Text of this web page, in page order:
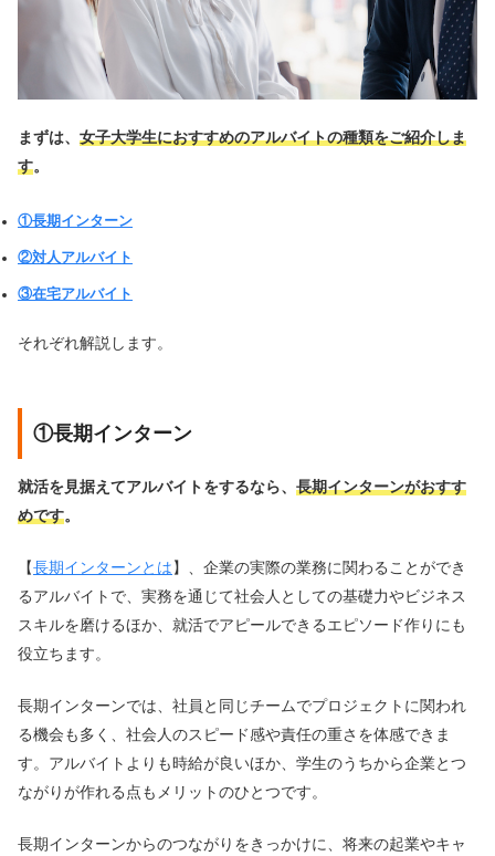
まずは、 女子大学生におすすめのアルバイトの種類をご紹介しま
す。
①長期インターン
②対人アルバイト
③在宅アルバイト
それぞれ解説します。
①長期インターン
就活を見据えてアルバイトをするなら、 長期インターンがおすす
めです。
【長期インターンとは】、企業の実際の業務に関わることができ
るアルバイトで、実務を通じて社会人としての基礎力やビジネス
スキルを磨けるほか、就活でアピールできるエピソード作りにも
役立ちます。
長期インターンでは、社員と同じチームでプロジェクトに関われ
る機会も多く、社会人のスピード感や責任の重さを体感できま
す。アルバイトよりも時給が良いほか、学生のうちから企業とつ
ながりが作れる点もメリットのひとつです。
長期インターンからのつながりをきっかけに、将来の起業やキャ